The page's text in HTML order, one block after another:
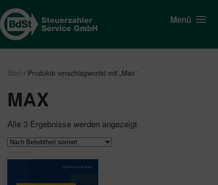
Menü
Start / Produkte verschlagwortet mit „Max“
MAX
Alle 3 Ergebnisse werden angezeigt